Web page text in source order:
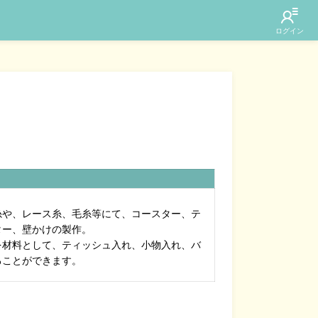
、レース糸、毛糸等にて、コースター、テ
、壁かけの製作。
材料として、ティッシュ入れ、小物入れ、バ
とができます。